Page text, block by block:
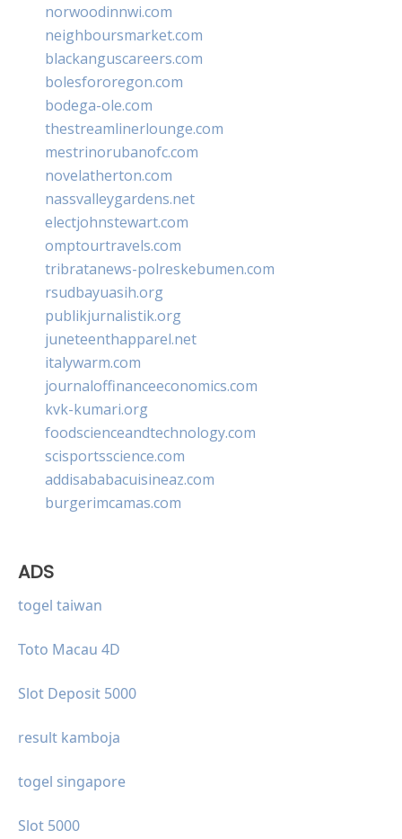
norwoodinnwi.com
neighboursmarket.com
blackanguscareers.com
bolesfororegon.com
bodega-ole.com
thestreamlinerlounge.com
mestrinorubanofc.com
novelatherton.com
nassvalleygardens.net
electjohnstewart.com
omptourtravels.com
tribratanews-polreskebumen.com
rsudbayuasih.org
publikjurnalistik.org
juneteenthapparel.net
italywarm.com
journaloffinanceeconomics.com
kvk-kumari.org
foodscienceandtechnology.com
scisportsscience.com
addisababacuisineaz.com
burgerimcamas.com
ADS
togel taiwan
Toto Macau 4D
Slot Deposit 5000
result kamboja
togel singapore
Slot 5000